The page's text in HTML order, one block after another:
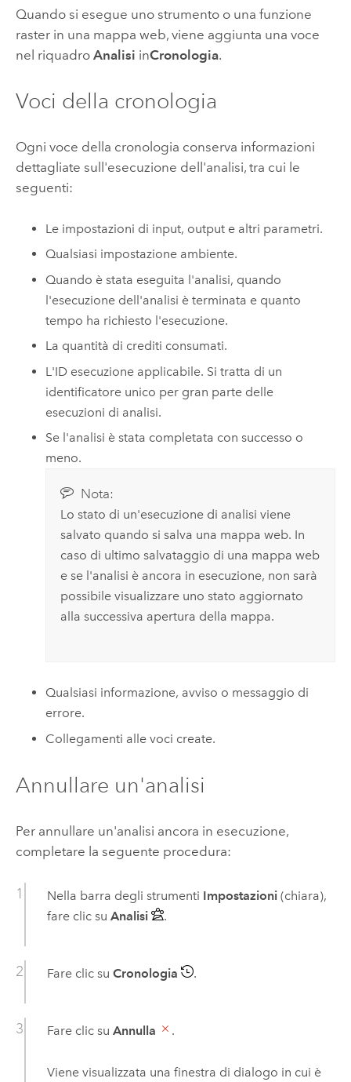
Quando si esegue uno strumento o una funzione
raster in una mappa web, viene aggiunta una voce
nel riquadro Analisi inCronologia.
Voci della cronologia
Ogni voce della cronologia conserva informazioni
dettagliate sull'esecuzione dell'analisi, tra cui le
seguenti:
Le impostazioni di input, output e altri parametri.
Qualsiasi impostazione ambiente.
Quando è stata eseguita l'analisi, quando
l'esecuzione dell'analisi è terminata e quanto
tempo ha richiesto l'esecuzione.
La quantità di crediti consumati.
L'ID esecuzione applicabile. Si tratta di un
identificatore unico per gran parte delle
esecuzioni di analisi.
Se l'analisi è stata completata con successo o
meno.
Nota:
Lo stato di un'esecuzione di analisi viene
salvato quando si salva una mappa web. In
caso di ultimo salvataggio di una mappa web
e se l'analisi è ancora in esecuzione, non sarà
possibile visualizzare uno stato aggiornato
alla successiva apertura della mappa.
Qualsiasi informazione, avviso o messaggio di
errore.
Collegamenti alle voci create.
Annullare un'analisi
Per annullare un'analisi ancora in esecuzione,
completare la seguente procedura:
Nella barra degli strumenti Impostazioni(chiara),
fare clic su Analisi .
Fare clic su Cronologia .
Fare clic su Annulla .
Viene visualizzata una finestra di dialogo in cui è